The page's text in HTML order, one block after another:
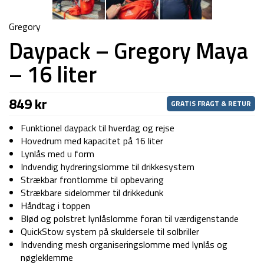
Gregory
Daypack – Gregory Maya
– 16 liter
849kr GRATIS FRAGT & RETUR
Funktionel daypack til hverdag og rejse
Hovedrum med kapacitet på 16 liter
Lynlås med u form
Indvendig hydreringslomme til drikkesystem
Strækbar frontlomme til opbevaring
Strækbare sidelommer til drikkedunk
Håndtag i toppen
Blød og polstret lynlåslomme foran til værdigenstande
QuickStow system på skuldersele til solbriller
Indvending mesh organiseringslomme med lynlås og
nøgleklemme